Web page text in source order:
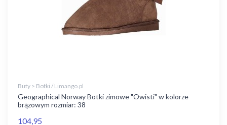
Buty > Botki / Limango.pl
Geographical Norway Botki zimowe "Owisti" w kolorze
brązowym rozmiar: 38
104,95